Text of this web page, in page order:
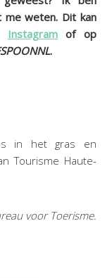
me weten. Dit kan
Instagramof op
.
in het gras en
Tourisme Haute-
voor Toerisme.